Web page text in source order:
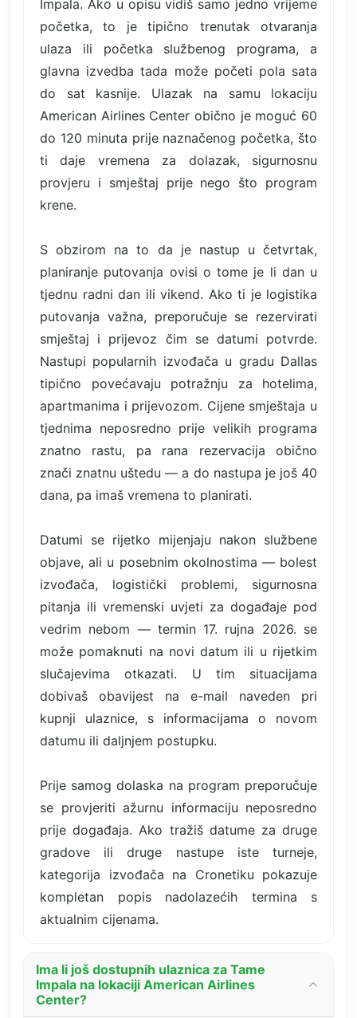
Impala. Ako u opisu vidiš samo jedno vrijeme
početka, to je tipično trenutak otvaranja
ulaza ili početka službenog programa, a
glavna izvedba tada može početi pola sata
do sat kasnije. Ulazak na samu lokaciju
American Airlines Center obično je moguć 60
do 120 minuta prije naznačenog početka, što
ti daje vremena za dolazak, sigurnosnu
provjeru i smještaj prije nego što program
krene.
S obzirom na to da je nastup u četvrtak,
planiranje putovanja ovisi o tome je li dan u
tjednu radni dan ili vikend. Ako ti je logistika
putovanja važna, preporučuje se rezervirati
smještaj i prijevoz čim se datumi potvrde.
Nastupi popularnih izvođača u gradu Dallas
tipično povećavaju potražnju za hotelima,
apartmanima i prijevozom. Cijene smještaja u
tjednima neposredno prije velikih programa
znatno rastu, pa rana rezervacija obično
znači znatnu uštedu — a do nastupa je još 40
dana, pa imaš vremena to planirati.
Datumi se rijetko mijenjaju nakon službene
objave, ali u posebnim okolnostima — bolest
izvođača, logistički problemi, sigurnosna
pitanja ili vremenski uvjeti za događaje pod
vedrim nebom — termin 17. rujna 2026. se
može pomaknuti na novi datum ili u rijetkim
slučajevima otkazati. U tim situacijama
dobivaš obavijest na e-mail naveden pri
kupnji ulaznice, s informacijama o novom
datumu ili daljnjem postupku.
Prije samog dolaska na program preporučuje
se provjeriti ažurnu informaciju neposredno
prije događaja. Ako tražiš datume za druge
gradove ili druge nastupe iste turneje,
kategorija izvođača na Cronetiku pokazuje
kompletan popis nadolazećih termina s
aktualnim cijenama.
Ima li još dostupnih ulaznica za Tame
Impala na lokaciji American Airlines
Center?